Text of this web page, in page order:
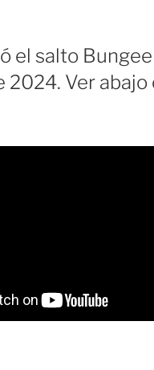
el salto
2024. Ver abajo